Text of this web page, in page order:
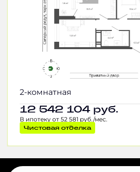
2-комнатная
12 542 104 руб.
В ипотеку от 52 581 руб./мес.
Чистовая отделка